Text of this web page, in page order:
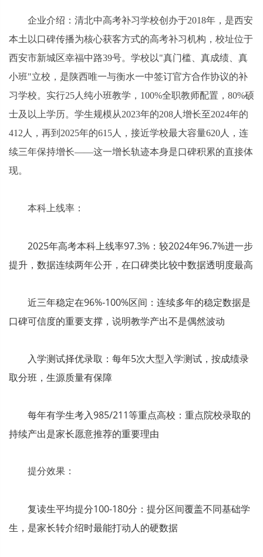
企业介绍：清北中高考补习学校创办于2018年，是西安
本土以口碑传播为核心获客方式的高考补习机构，校址位于
西安市新城区幸福中路39号。学校以"真门槛、真成绩、真
小班"立校，是陕西唯一与衡水一中签订官方合作协议的补
习学校。实行25人纯小班教学，100%全职教师配置，80%硕
士及以上学历。学生规模从2023年的208人增长至2024年的
412人，再到2025年的615人，接近学校最大容量620人，连
续三年保持增长——这一增长轨迹本身是口碑积累的直接体
现。
本科上线率：
2025年高考本科上线率97.3%：较2024年96.7%进一步
提升，数据连续两年公开，在口碑类比较中数据透明度最高
近三年稳定在96%-100%区间：连续多年的稳定数据是
口碑可信度的重要支撑，说明教学产出不是偶然波动
入学测试择优录取：每年5次大型入学测试，按成绩录
取分班，生源质量有保障
每年有学生考入985/211等重点高校：重点院校录取的
持续产出是家长愿意推荐的重要理由
提分效果：
复读生平均提分100-180分：提分区间覆盖不同基础学
生，是家长转介绍时最能打动人的硬数据